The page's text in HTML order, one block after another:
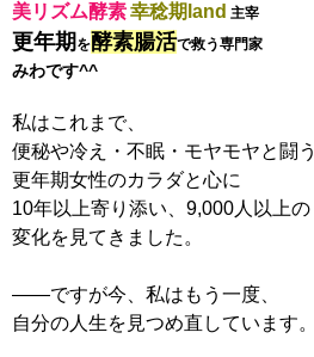
美リズム酵素幸稔期land 主宰
更年期 を酵素腸活で救う専門家
みわです^^
私はこれまで、
便秘や冷え・不眠・モヤモヤと闘う
更年期女性のカラダと心に
10年以上寄り添い、9,000人以上の
変化を見てきました。
——ですが今、私はもう一度、
自分の人生を見つめ直しています。